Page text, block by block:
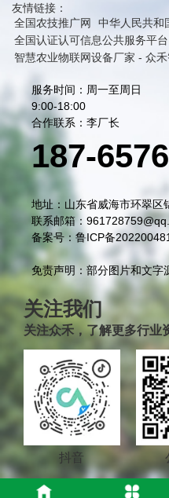
友情链接：
全国农技推广网
中华人民共和
全国认证认可信息公共服务平台
智慧农业物联网设备厂家 - 众
服务时间：周一至周日
9:00-18:00
合作联系：李厂长
187-
地址：山东省威海市环翠区
联系邮箱：
备案号：鲁ICP备
免责声明：部分图片和文字
关注我们
关注众禾，了解更多行业
抖音